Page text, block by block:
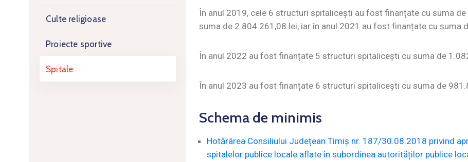
Culte religioase
Proiecte sportive
Spitale
În anul 2019, cele 6 structuri spitalicești au fost finanțate cu suma
suma de 2.804.261,08 lei, iar în anul 2021 au fost finanțate cu suma
În anul 2022 au fost finanțate 5 structuri spitalicești cu suma de
În anul 2023 au fost finanțate 6 structuri spitalicești cu suma de
Schema de minimis
Hotărârea Consiliului Județean Timiș nr. 187/30.08.2018 privind
spitalelor publice locale aflate în subordinea autorităților publice